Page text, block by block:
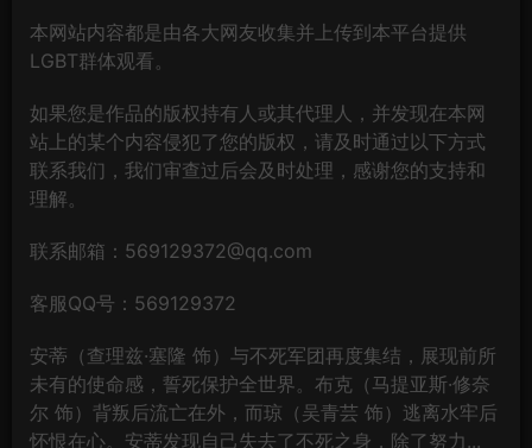
本网站内容都是由各大网友收集并上传到本平台提供
LGBT群体观看。
如果您是作品的版权持有人或其代理人，并发现在本网
站上的某个内容侵犯了您的版权，请及时通过以下方式
联系我们，我们审查过后会及时处理，感谢您的支持和
理解。
联系邮箱：569129372@qq.com
客服QQ号：569129372
安蒂（查理兹·塞隆 饰）与不死军团再度集结，展现前所
未有的使命感，誓死保护全世界。布克（马提亚斯·修奈
尔 饰）背叛后流亡在外，而琼（吴青芸 饰）逃离水牢后
怀恨在心。安蒂发现自己失去了不死之身，除了努力...